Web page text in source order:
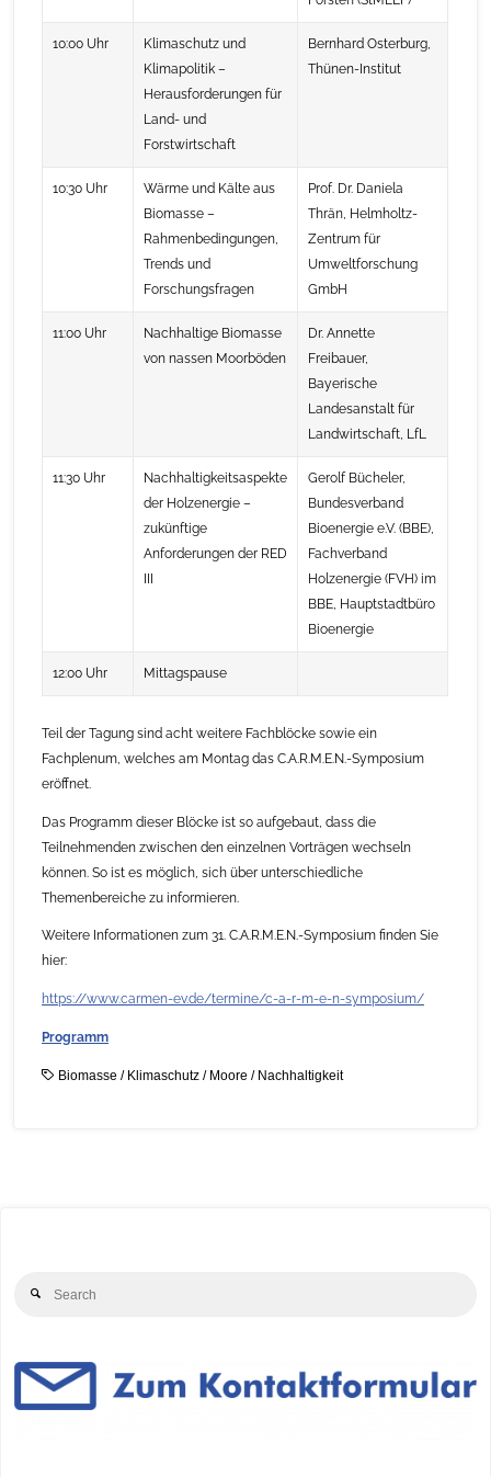
10:00 Uhr
Klimaschutz und
Klimapolitik –
Herausforderungen für
Land- und
Forstwirtschaft
Bernhard Osterburg,
Thünen-Institut
10:30 Uhr
Wärme und Kälte aus
Biomasse –
Rahmenbedingungen,
Trends und
Forschungsfragen
Prof. Dr. Daniela
Thrän, Helmholtz-
Zentrum für
Umweltforschung
GmbH
11:00 Uhr
Nachhaltige Biomasse
von nassen Moorböden
Dr. Annette
Freibauer,
Bayerische
Landesanstalt für
Landwirtschaft, LfL
11:30 Uhr
Nachhaltigkeitsaspekte
der Holzenergie –
zukünftige
Anforderungen der RED
III
Gerolf Bücheler,
Bundesverband
Bioenergie e.V. (BBE),
Fachverband
Holzenergie (FVH) im
BBE, Hauptstadtbüro
Bioenergie
12:00 Uhr Mittagspause
Teil der Tagung sind acht weitere Fachblöcke sowie ein
Fachplenum, welches am Montag das C.A.R.M.E.N.-Symposium
eröffnet.
Das Programm dieser Blöcke ist so aufgebaut, dass die
Teilnehmenden zwischen den einzelnen Vorträgen wechseln
können. So ist es möglich, sich über unterschiedliche
Themenbereiche zu informieren.
Weitere Informationen zum 31. C.A.R.M.E.N.-Symposium finden Sie
hier:
https://www.carmen-ev.de/termine/c-a-r-m-e-n-symposium/
Programm
Biomasse / Klimaschutz/ Moore / Nachhaltigkeit
Search